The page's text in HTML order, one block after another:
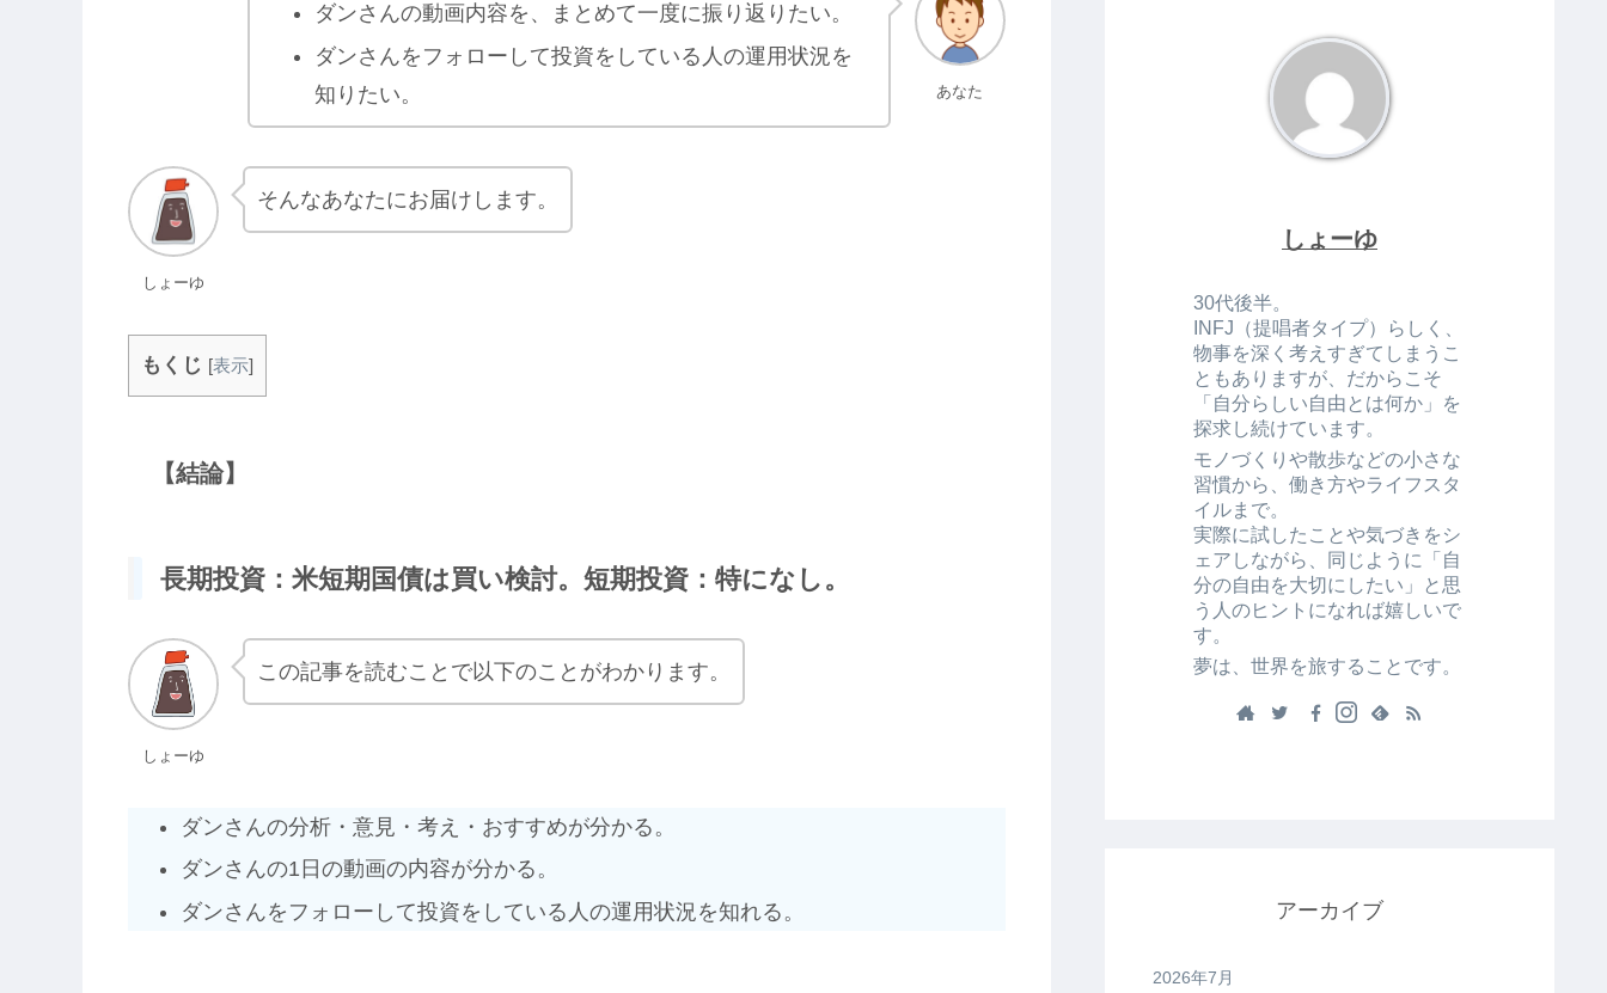
あなた
ダンさんの動画内容を、まとめて一度に振り返りたい。
ダンさんをフォローして投資をしている人の運用状況を
知りたい。
しょーゆ
そんなあなたにお届けします。
もくじ [表示]
【結論】
長期投資：米短期国債は買い検討。短期投資：特になし。
しょーゆ
この記事を読むことで以下のことがわかります。
ダンさんの分析・意見・考え・おすすめが分かる。
ダンさんの1日の動画の内容が分かる。
ダンさんをフォローして投資をしている人の運用状況を知れる。
しょーゆ
30代後半。
INFJ（提唱者タイプ）らしく、
物事を深く考えすぎてしまうこ
ともありますが、だからこそ
「自分らしい自由とは何か」を
探求し続けています。
モノづくりや散歩などの小さな
習慣から、働き方やライフスタ
イルまで。
実際に試したことや気づきをシ
ェアしながら、同じように「自
分の自由を大切にしたい」と思
う人のヒントになれば嬉しいで
す。
夢は、世界を旅することです。
アーカイブ
2026年7月